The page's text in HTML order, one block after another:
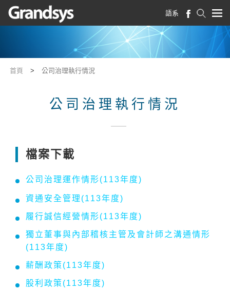
語系
首頁 > 公司治理執行情況
公司治理執行情況
檔案下載
公司治理運作情形(113年度)
資通安全管理 (113年度)
履行誠信經營情形(113年度)
獨立董事與內部稽核主管及會計師之溝通情形
(113年度)
薪酬政策 (113年度)
股利政策(113年度)